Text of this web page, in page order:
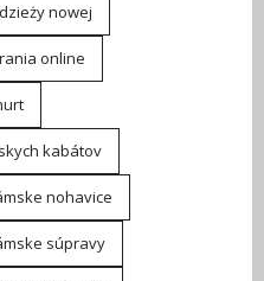
nowej
online
kabátov
nohavice
súpravy